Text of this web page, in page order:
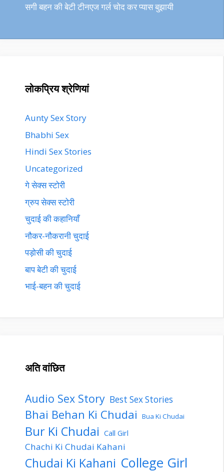
सगी बहन की बेटी टीनएज गर्ल चोद कर प्यास बुझायी
लोकप्रिय श्रेणियां
Aunty Sex Story
Bhabhi Sex
Hindi Sex Stories
Uncategorized
गे सेक्स स्टोरी
ग्रुप सेक्स स्टोरी
चुदाई की कहानियाँ
नौकर-नौकरानी चुदाई
पड़ोसी की चुदाई
बाप बेटी की चुदाई
भाई-बहन की चुदाई
अति वांछित
Audio Sex Story Best Sex Stories
Bhai Behan Ki Chudai Bua Ki Chudai
Bur Ki Chudai Call Girl
Chachi Ki Chudai Kahani
Chudai Ki Kahani College Girl